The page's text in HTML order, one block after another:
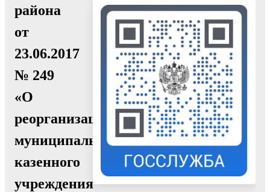
района
от
23.06.2017
№ 249
«О
реорганизации
муниципального
казенного
учреждения